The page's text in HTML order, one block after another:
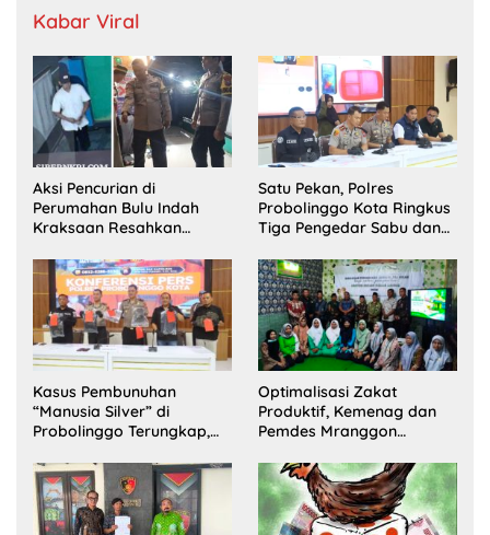
Kabar Viral
Aksi Pencurian di
Perumahan Bulu Indah
Kraksaan Resahkan
Satu Pekan, Polres
Probolinggo Kota Ringkus
Tiga Pengedar Sabu dan
Kasus Pembunuhan
“Manusia Silver” di
Probolinggo Terungkap,
Satu Buron
Optimalisasi Zakat
Produktif, Kemenag dan
Pemdes Mranggon
Pelaksana Kampung
Zakat